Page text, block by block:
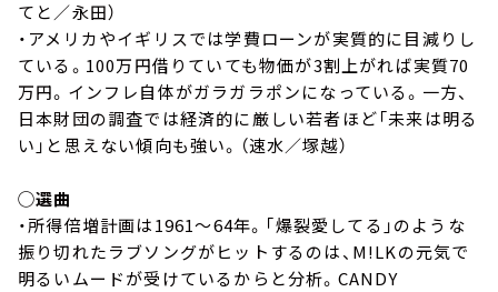
てと／永田）
・アメリカやイギリスでは学費ローンが実質的に目減りし
ている。100万円借りていても物価が3割上がれば実質70
万円。インフレ自体がガラガラポンになっている。一方、
日本財団の調査では経済的に厳しい若者ほど「未来は明る
い」と思えない傾向も強い。（速水／塚越）
◯選曲
・所得倍増計画は1961～64年。「爆裂愛してる」のような
振り切れたラブソングがヒットするのは、M!LKの元気で
明るいムードが受けているからと分析。CANDY